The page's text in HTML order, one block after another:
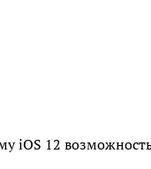
iOS 12